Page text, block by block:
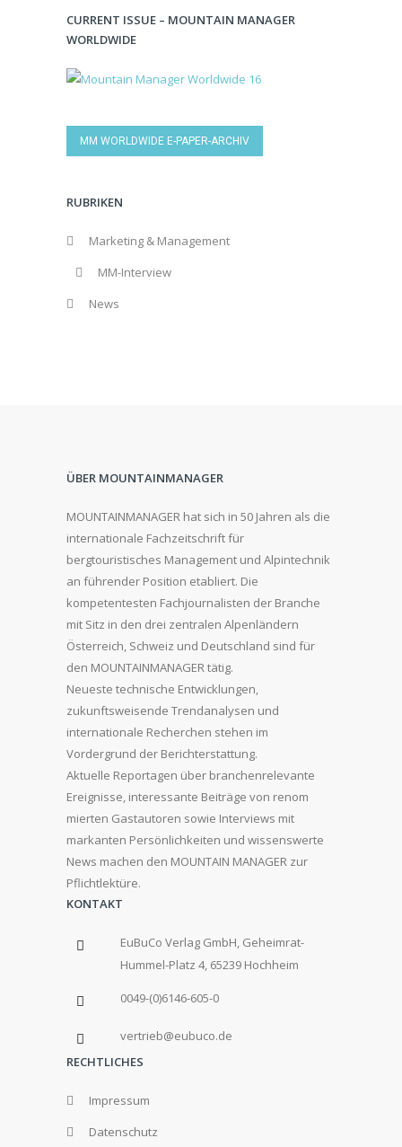
CURRENT ISSUE – MOUNTAIN MANAGER
WORLDWIDE
MM WORLDWIDE E-PAPER-ARCHIV
RUBRIKEN
Marketing & Management
MM-Interview
News
ÜBER MOUNTAINMANAGER
MOUNTAINMANAGER hat sich in 50 Jahren als die
internationale Fachzeitschrift für
bergtouristisches Management und Alpintechnik
an führender Position etabliert. Die
kompetentesten Fachjournalisten der Branche
mit Sitz in den drei zentralen Alpenländern
Österreich, Schweiz und Deutschland sind für
den MOUNTAINMANAGER tätig.
Neueste technische Entwicklungen,
zukunftsweisende Trendanalysen und
internationale Recherchen stehen im
Vordergrund der Berichterstattung.
Aktuelle Reportagen über branchenrelevante
Ereignisse, interessante Beiträge von renom
mierten Gastautoren sowie Interviews mit
markanten Persönlichkeiten und wissenswerte
News machen den MOUNTAIN MANAGER zur
Pflichtlektüre.
KONTAKT
EuBuCo Verlag GmbH, Geheimrat-
Hummel-Platz 4, 65239 Hochheim
0049-(0)6146-605-0
vertrieb@eubuco.de
RECHTLICHES
Impressum
Datenschutz